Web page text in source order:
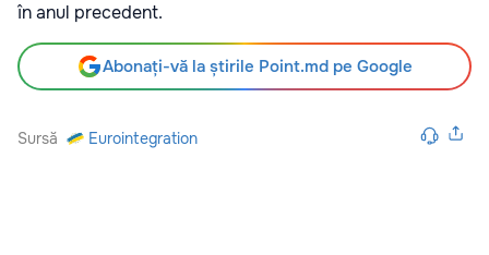
în anul precedent.
Abonați-vă la știrile Point.md pe Google
Sursă Eurointegration